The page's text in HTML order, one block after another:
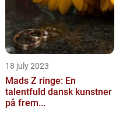
18 july 2023
Mads Z ringe: En
talentfuld dansk kunstner
på frem...